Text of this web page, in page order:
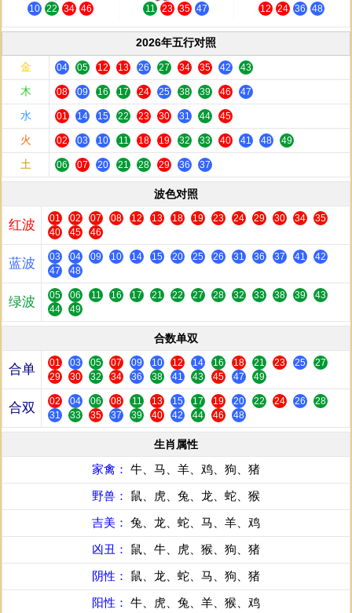
10 22 34 46 11 23 35 47 12 24 36 48
2026年五行对照
金
04 05 12 13 26 27 34 35 42 43
木 08 09 16 17 24 25 38 39 46 47
水 01 14 15 22 23 30 31 44 45
火 02 03 10 11 18 19 32 33 40 41 48 49
土 06 07 20 21 28 29 36 37
波色对照
红波 01 02 07 08 12 13 18 19 23 24 29 30 34
35
40
45 46
蓝波 03 04 09 10 14 15 20 25 26 31 36 37 41
42
47
48
绿波 05 06 11 16 17 21 22 27 28 32 33 38 39
43
44
49
合数单双
合单 01 03 05 07 09 10 12 14 16 18 21 23 25
27
29
30 32 34 36 38 41 43 45 47 49
合双 02 04 06 08 11 13 15 17 19 20 22 24 26
28
31
33 35 37 39 40 42 44 46 48
生肖属性
家禽： 牛、马、羊、鸡、狗、猪
野兽： 鼠、虎、兔、龙、蛇、猴
吉美： 兔、龙、蛇、马、羊、鸡
凶丑： 鼠、牛、虎、猴、狗、猪
阴性： 鼠、龙、蛇、马、狗、猪
阳性： 牛、虎、兔、羊、猴、鸡